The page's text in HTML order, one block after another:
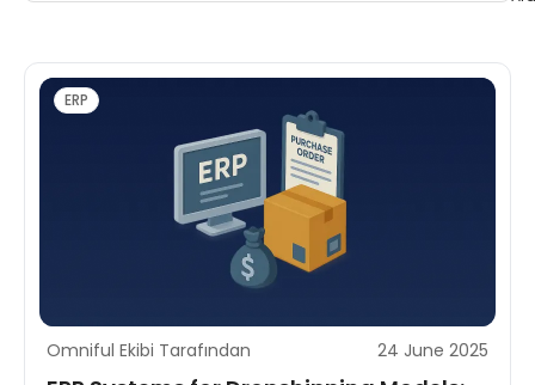
ERP
Omniful Ekibi Tarafından 24 June 2025